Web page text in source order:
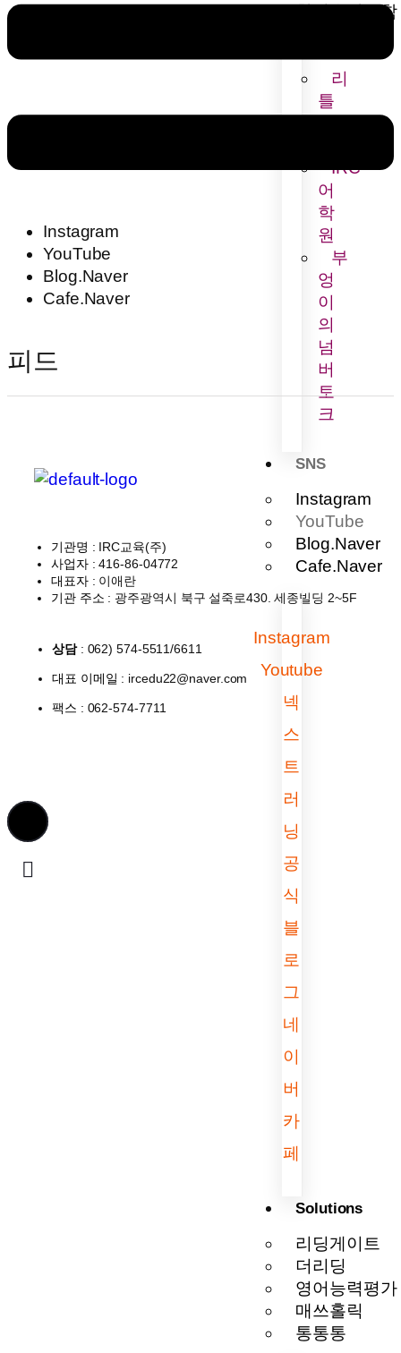
창의융합수학
리
틀
IRC
어
학
원
부
엉
이
의
넘
버
토
크
SNS
Instagram
YouTube
Blog.Naver
Cafe.Naver
Instagram
Youtube
넥
스
트
러
닝
공
식
블
로
그
네
이
버
카
페
Solutions
리딩게이트
더리딩
영어능력평가
매쓰홀릭
통통통
Instagram
YouTube
Blog.Naver
Cafe.Naver
피드
기관명 : IRC교육(주)
사업자: 416-86-04772
대표자: 이애란
기관 주소 : 광주광역시 북구 설죽로430. 세종빌딩 2~5F
상담: 062) 574-5511/6611
대표 이메일 : ircedu22@naver.com
팩스 : 062-574-7711